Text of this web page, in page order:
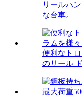
リールハ
な台車。
便利なト
のリール